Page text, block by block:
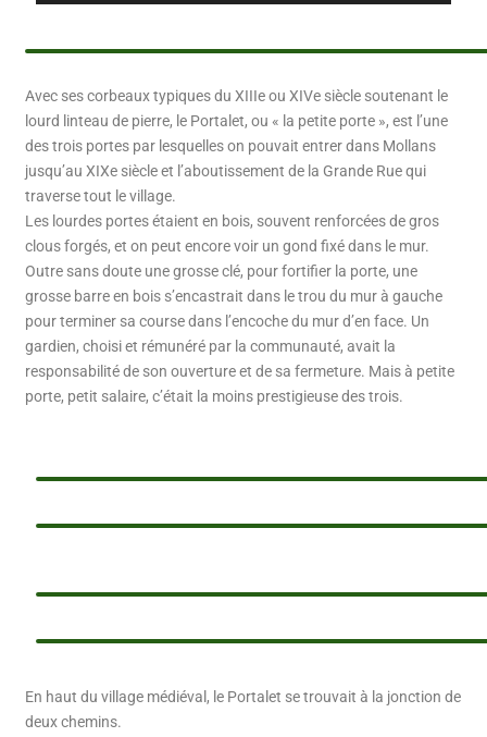
Avec ses corbeaux typiques du XIIIe ou XIVe siècle soutenant le
lourd linteau de pierre, le Portalet, ou « la petite porte », est l’une
des trois portes par lesquelles on pouvait entrer dans Mollans
jusqu’au XIXe siècle et l’aboutissement de la Grande Rue qui
traverse tout le village.
Les lourdes portes étaient en bois, souvent renforcées de gros
clous forgés, et on peut encore voir un gond fixé dans le mur.
Outre sans doute une grosse clé, pour fortifier la porte, une
grosse barre en bois s’encastrait dans le trou du mur à gauche
pour terminer sa course dans l’encoche du mur d’en face. Un
gardien, choisi et rémunéré par la communauté, avait la
responsabilité de son ouverture et de sa fermeture. Mais à petite
porte, petit salaire, c’était la moins prestigieuse des trois.
En haut du village médiéval, le Portalet se trouvait à la jonction de
deux chemins.